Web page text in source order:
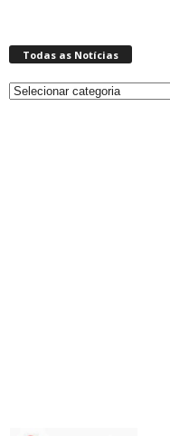
Todas as Notícias
Todas